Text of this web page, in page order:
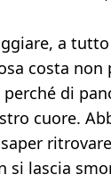
a
costa
di
cuore.
si lascia